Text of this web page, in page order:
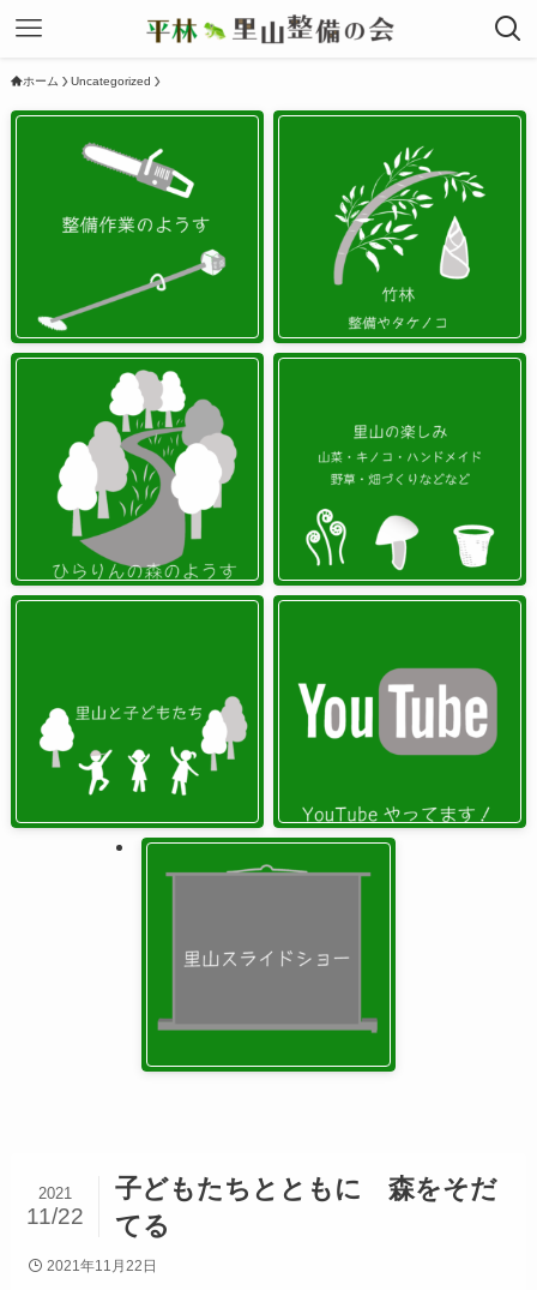
ホーム Uncategorized
子どもたちとともに 森をそだ
てる
2021
11/22
2021年11月22日